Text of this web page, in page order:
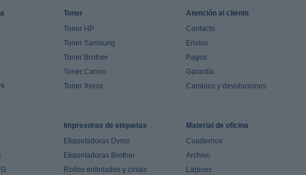
Toner
Toner HP
Toner Samsung
Toner Brother
Toner Canon
Toner Xerox
Atención al cliente
Contacto
Envíos
Pagos
Garantía
Cambios y devoluciones
Impresoras de etiquetas
Etiquetadoras Dymo
Etiquetadoras Brother
Rollos entintados y cintas
Material de oficina
Cuadernos
Archivo
Lapices